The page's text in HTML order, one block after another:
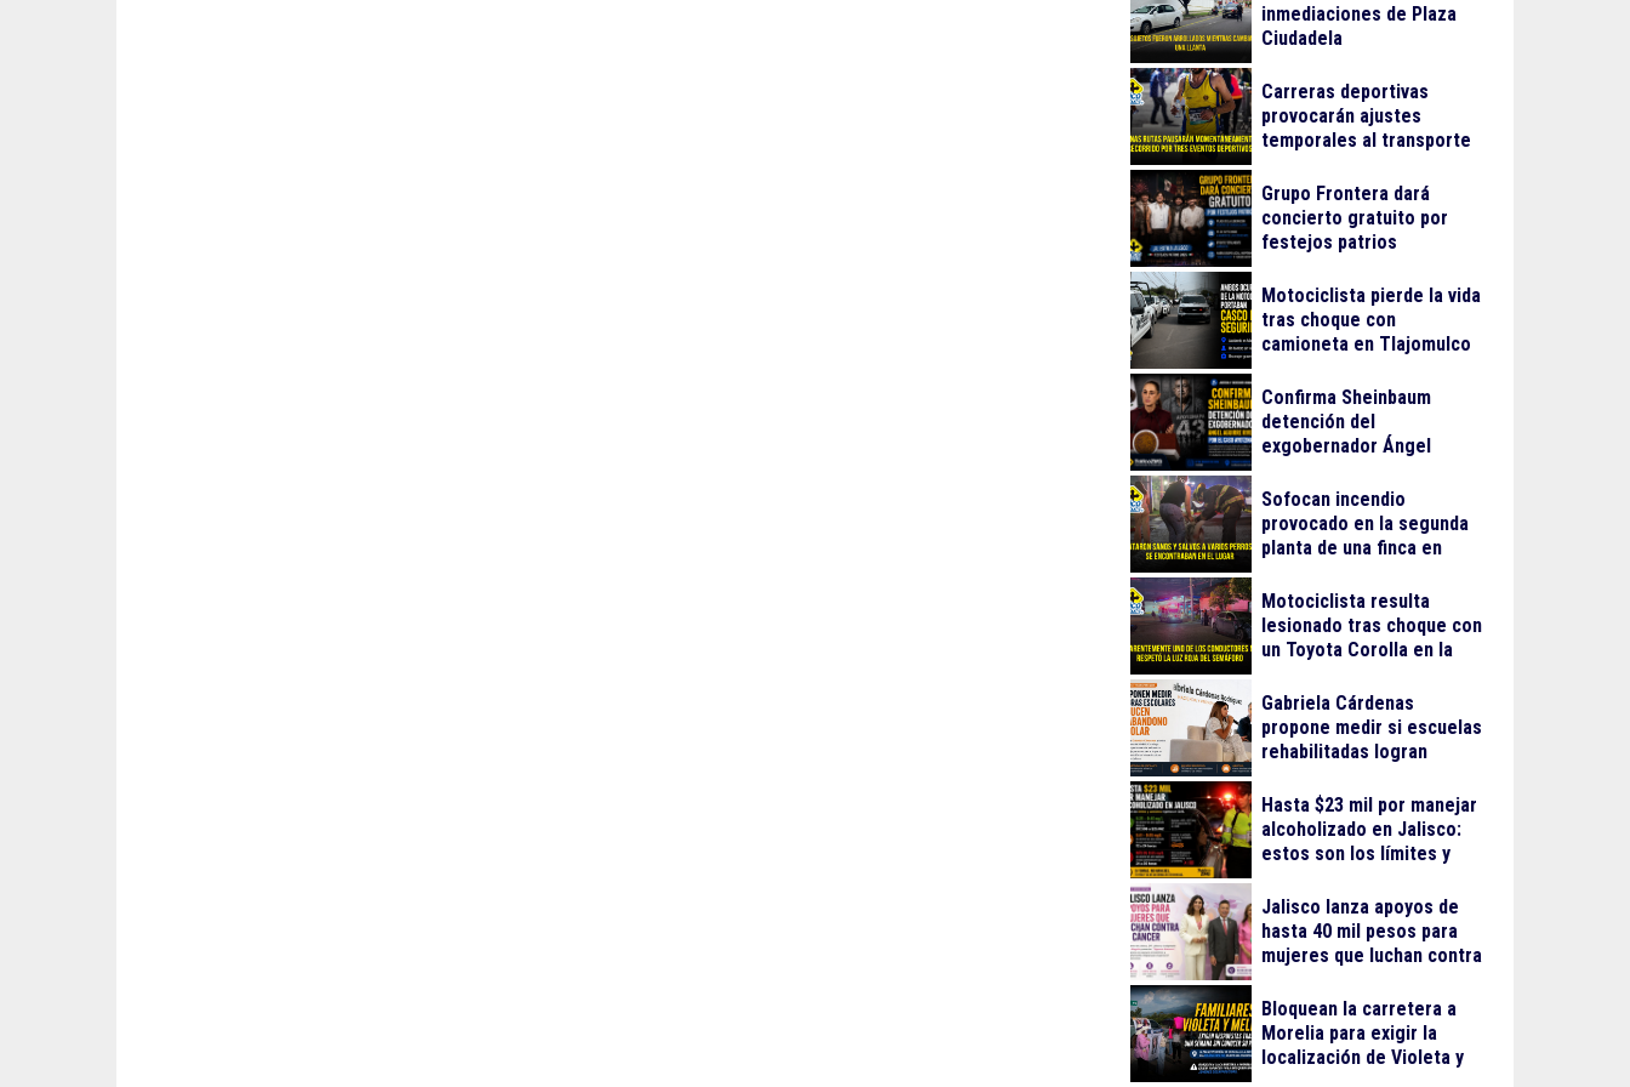
inmediaciones de Plaza
Ciudadela
Carreras deportivas
provocarán ajustes
temporales al transporte
Grupo Frontera dará
concierto gratuito por
festejos patrios
Motociclista pierde la vida
tras choque con
camioneta en Tlajomulco
Confirma Sheinbaum
detención del
exgobernador Ángel
Ayotzinapa
Sofocan incendio
provocado en la segunda
planta de una finca en
Motociclista resulta
lesionado tras choque con
un Toyota Corolla en la
Gabriela Cárdenas
propone medir si escuelas
rehabilitadas logran
escolar
Hasta $23 mil por manejar
alcoholizado en Jalisco:
estos son los límites y
Jalisco lanza apoyos de
hasta 40 mil pesos para
mujeres que luchan contra
Bloquean la carretera a
Morelia para exigir la
localización de Violeta y